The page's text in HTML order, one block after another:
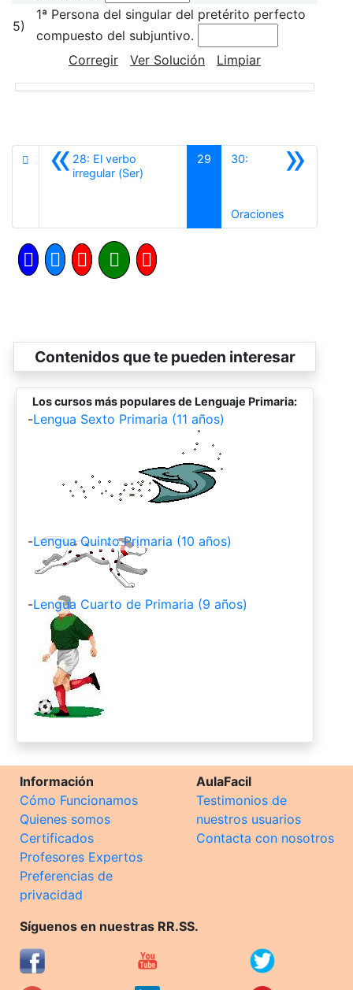
5)
1ª Persona del singular del pretérito perfecto
compuesto del subjuntivo.
Corregir
Ver Solución Limpiar
«28: El verbo
irregular (Ser)
29 »
30:
Oraciones
Contenidos que te pueden interesar
Los cursos más populares de Lenguaje Primaria:
-Lengua Sexto Primaria (11 años)
-Lengua Quinto Primaria (10 años)
-Lengua Cuarto de Primaria (9 años)
Información
Cómo Funcionamos
Quienes somos
Certificados
Profesores Expertos
Preferencias de
privacidad
AulaFacil
Testimonios de
nuestros usuarios
Contacta con nosotros
Síguenos en nuestras RR.SS.